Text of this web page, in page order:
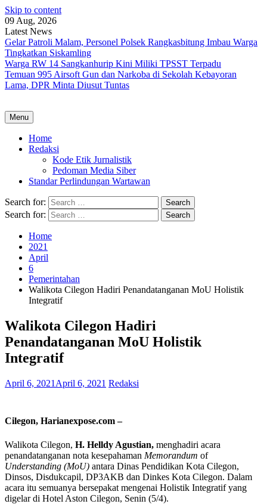
Skip to content
09 Aug, 2026
Latest News
Gelar Patroli Malam, Personel Polsek Rangkasbitung Imbau Warga
Tingkatkan Siskamling
Warga RW 14 Sangkanhurip Kini Miliki TPSST Terpadu
Temuan 995 Airsoft Gun dan Narkoba di Sekolah Kebayoran
Lama, DPR Minta Diusut Tuntas
Menu
Home
Redaksi
Kode Etik Jurnalistik
Pedoman Media Siber
Standar Perlindungan Wartawan
Search for:
Search for:
Home
2021
April
6
Pemerintahan
Walikota Cilegon Hadiri Penandatanganan MoU Holistik
Integratif
Walikota Cilegon Hadiri
Penandatanganan MoU Holistik
Integratif
April 6, 2021 April 6, 2021 Redaksi
Cilegon, Harianexpose.com –
Walikota Cilegon, H. Helldy Agustian, menghadiri acara
penandatanganan nota kesepahaman Memorandum of
Understanding (MoU) antara Dinas Pendidikan Kota Cilegon,
Dinsos, Disdukcapil, DP3AKB dan Dinkes Kota Cilegon. Dalam
acara itu semuanya bersepakat mengenai Holistik Integratif yang
digelar di Hotel Aston Cilegon, Senin (5/4).